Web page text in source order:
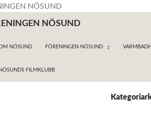
NÖSUND
NÖSUND FÖRENINGEN NÖSUND
NÖSUNDS FILMKLUBB